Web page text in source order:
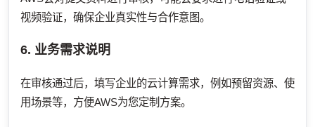
视频验证，确保企业真实性与合作意图。
6. 业务需求说明
在审核通过后，填写企业的云计算需求，例如预留资源、使
用场景等，方便AWS为您定制方案。